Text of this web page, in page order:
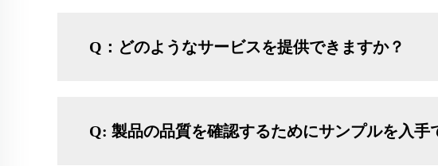
Q：どのようなサービスを提供できますか？
Q: 製品の品質を確認するためにサンプルを入手